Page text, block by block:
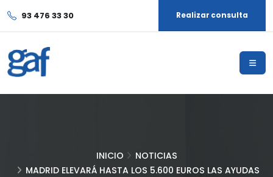
93 476 33 30 Realizar consulta
INICIO
NOTICIAS
MADRID ELEVARÁ HASTA LOS 5.600 EUROS LAS AYUDAS